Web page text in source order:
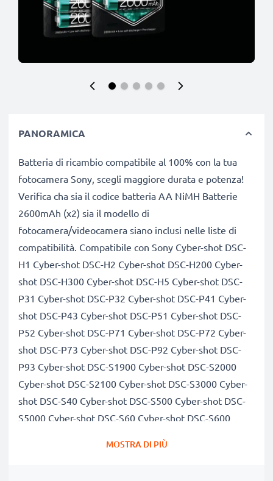
PANORAMICA
Batteria di ricambio compatibile al 100% con la tua
fotocamera Sony, scegli maggiore durata e potenza!
Verifica cha sia il codice batteria AA NiMH Batterie
2600mAh (x2) sia il modello di
fotocamera/videocamera siano inclusi nelle liste di
compatibilità. Compatibile con Sony Cyber-shot DSC-
H1 Cyber-shot DSC-H2 Cyber-shot DSC-H200 Cyber-
shot DSC-H300 Cyber-shot DSC-H5 Cyber-shot DSC-
P31 Cyber-shot DSC-P32 Cyber-shot DSC-P41 Cyber-
shot DSC-P43 Cyber-shot DSC-P51 Cyber-shot DSC-
P52 Cyber-shot DSC-P71 Cyber-shot DSC-P72 Cyber-
shot DSC-P73 Cyber-shot DSC-P92 Cyber-shot DSC-
P93 Cyber-shot DSC-S1900 Cyber-shot DSC-S2000
Cyber-shot DSC-S2100 Cyber-shot DSC-S3000 Cyber-
shot DSC-S40 Cyber-shot DSC-S500 Cyber-shot DSC-
S5000 Cyber-shot DSC-S60 Cyber-shot DSC-S600
MOSTRA DI PIÙ